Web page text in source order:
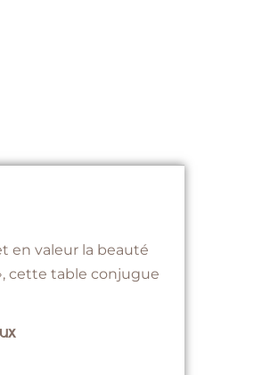
en valeur la beauté
cette table conjugue